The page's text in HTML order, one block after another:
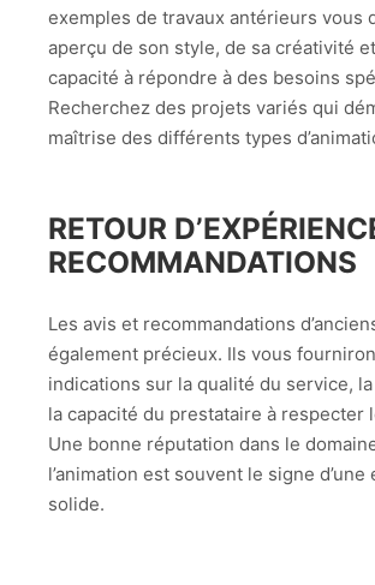
exemples de travaux antérieurs vous
aperçu de son style, de sa créativité
capacité à répondre à des besoins
Recherchez des projets variés qui
maîtrise des différents types
RETOUR
RECOMMANDATIONS
Les avis et recommandations
également précieux. Ils vous
indications sur la qualité du service,
la capacité du prestataire à respecter
Une bonne réputation dans le
l’animation est souvent le signe
solide.